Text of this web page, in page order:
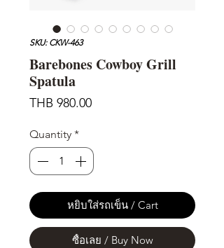
SKU: CKW-463
Barebones Cowboy Grill
Spatula
THB 980.00Price
Quantity *
หยิบใส่รถเข็น / Cart
ซื้อเลย / Buy Now